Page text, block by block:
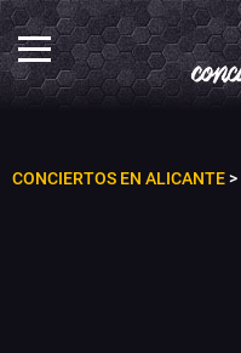
CONCIERTOS EN ALICANTE>